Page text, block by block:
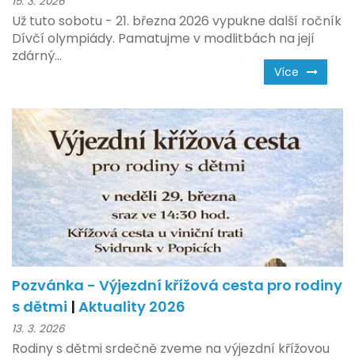
Už tuto sobotu - 21. března 2026 vypukne další ročník
Dívčí olympiády. Pamatujme v modlitbách na její
zdárný...
Více
Pozvánka - Výjezdní křížová cesta pro rodiny
s dětmi | Aktuality 2026
13. 3. 2026
Rodiny s dětmi srdečně zveme na výjezdní křížovou